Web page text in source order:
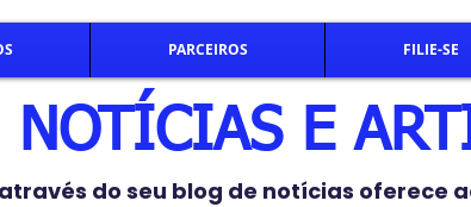
PARCEIROS FILIE-SE
NOTÍCIAS E
através do seu blog de notícias oferece